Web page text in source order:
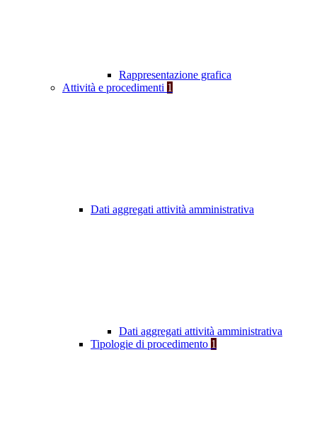
Rappresentazione grafica
Attività e procedimenti 1
Dati aggregati attività amministrativa
Dati aggregati attività amministrativa
Tipologie di procedimento 1